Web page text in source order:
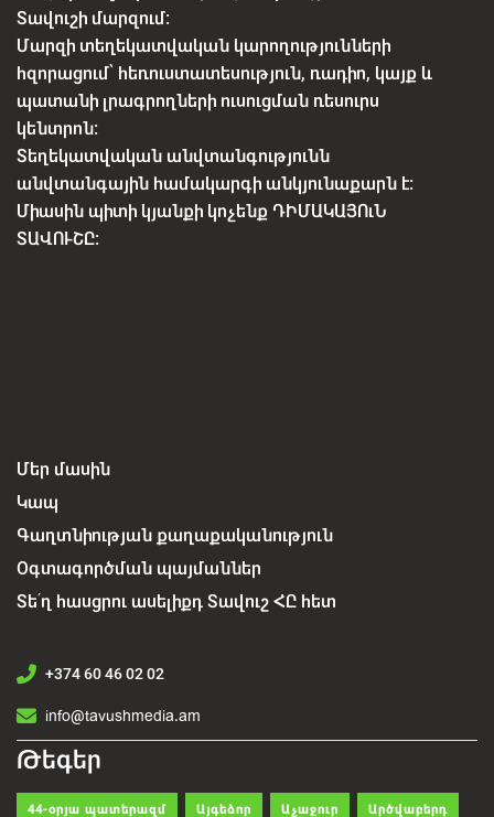
Տավուշի մարզում:
Մարզի տեղեկատվական կարողությունների
հզորացում՝ հեռուստատեսություն, ռադիո, կայք և
պատանի լրագրողների ուսուցման ռեսուրս
կենտրոն:
Տեղեկատվական անվտանգությունն
անվտանգային համակարգի անկյունաքարն է:
Միասին պիտի կյանքի կոչենք ԴԻՄԱԿԱՅՈւՆ
ՏԱՎՈՒՇԸ:
Մեր մասին
Կապ
Գաղտնիության քաղաքականություն
Օգտագործման պայմաններ
Տե՛ղ հասցրու ասելիքդ Տավուշ ՀԸ հետ
+374 60 46 02 02
info@tavushmedia.am
Թեգեր
44-օրյա պատերազմ Այգեձոր Աչաջուր Արծվաբերդ